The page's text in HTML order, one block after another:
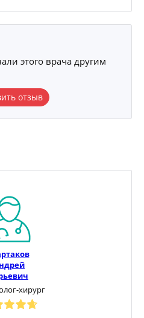
этого врача другим
отзыв
хирург